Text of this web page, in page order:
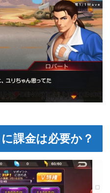
に課金は必要か？